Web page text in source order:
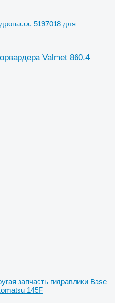
5197018 для
Valmet 860.4
запчасть гидравлики Base
145F